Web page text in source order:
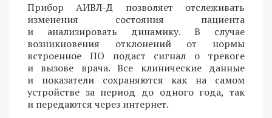
Прибор АИВЛ-Д позволяет отслеживать
изменения состояния пациента
и анализировать динамику. В случае
возникновения отклонений от нормы
встроенное ПО подаст сигнал о тревоге
и вызове врача. Все клинические данные
и показатели сохраняются как на самом
устройстве за период до одного года, так
и передаются через интернет.